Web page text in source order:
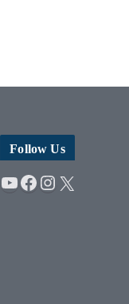
Follow Us
YouTube
Facebook
Instagram
X